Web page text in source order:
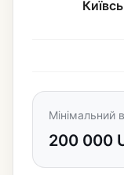
Мінімальний
200 000